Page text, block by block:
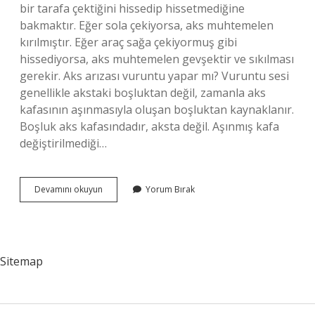
bir tarafa çektiğini hissedip hissetmediğine
bakmaktır. Eğer sola çekiyorsa, aks muhtemelen
kırılmıştır. Eğer araç sağa çekiyormuş gibi
hissediyorsa, aks muhtemelen gevşektir ve sıkılması
gerekir. Aks arızası vuruntu yapar mı? Vuruntu sesi
genellikle akstaki boşluktan değil, zamanla aks
kafasının aşınmasıyla oluşan boşluktan kaynaklanır.
Boşluk aks kafasındadır, aksta değil. Aşınmış kafa
değiştirilmediği…
Devamını okuyun
Kestiğini
Yorum Bırak
Sitemap